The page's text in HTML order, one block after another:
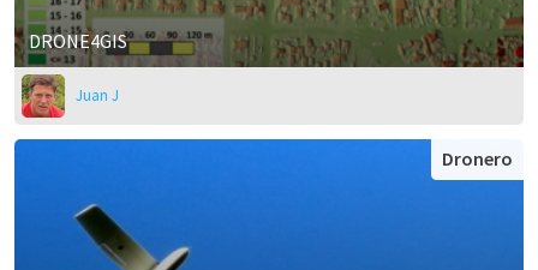
DRONE4GIS
Juan J
Dronero